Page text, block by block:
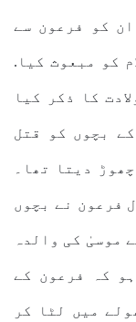
کو فرعون سے
کو مبعوث کیا.
کا ذکر کیا
بچوں کو قتل
دیتا تھا۔
فرعون نے بچوں
موسیٰ کی والدہ
کہ فرعون کے
میں لٹا کر